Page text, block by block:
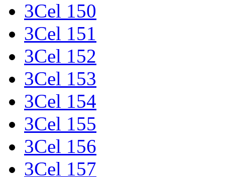
3Cel 150
3Cel 151
3Cel 152
3Cel 153
3Cel 154
3Cel 155
3Cel 156
3Cel 157